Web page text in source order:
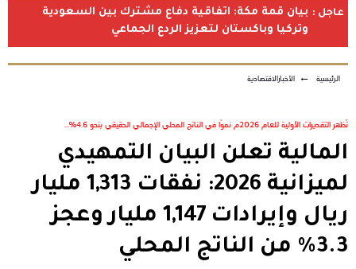
عاجل : بيان قمة مكة: اتفاقية دفاع مشترك بين السعودية
وتركيا وباكستان لتعزيز الردع الجماعي
الرئيسية ← الأخبارالاقتصادية
تُظهر التقديرات الأولية للعام 2026م نموًا في الناتج المحلي الإجمالي الحقيقي بنحو 4.6%...
المالية تعلن البيان التمهيدي
لميزانية 2026: نفقات 1,313 مليار
ريال وإيرادات 1,147 مليار وعجز
3.3% من الناتج المحلي